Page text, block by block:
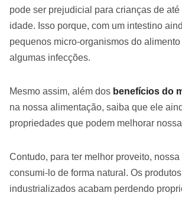
pode ser prejudicial para crianças de até
idade. Isso porque, com um intestino
pequenos micro-organismos do
algumas infecções.
Mesmo assim, além dos benefícios do
na nossa alimentação, saiba que ele
propriedades que podem melhorar
Contudo, para ter melhor proveito,
consumi-lo de forma natural. Os
industrializados acabam perdendo